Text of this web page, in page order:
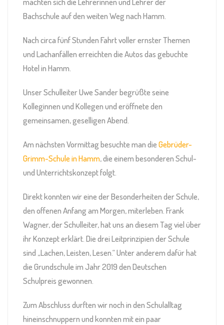
Bachschule auf den weiten Weg nach Hamm.
Nach circa fünf Stunden Fahrt voller ernster Themen
und Lachanfällen erreichten die Autos das gebuchte
Hotel in Hamm.
Unser Schulleiter Uwe Sander begrüßte seine
Kolleginnen und Kollegen und eröffnete den
gemeinsamen, geselligen Abend.
Am nächsten Vormittag besuchte man dieGebrüder-
Grimm-Schule in Hamm, die einem besonderen Schul-
und Unterrichtskonzept folgt.
Direkt konnten wir eine der Besonderheiten der Schule,
den offenen Anfang am Morgen, miterleben. Frank
Wagner, der Schulleiter, hat uns an diesem Tag viel über
ihr Konzept erklärt. Die drei Leitprinzipien der Schule
sind „Lachen, Leisten, Lesen.“ Unter anderem dafür hat
die Grundschule im Jahr 2019 den Deutschen
Schulpreis gewonnen.
Zum Abschluss durften wir noch in den Schulalltag
hineinschnuppern und konnten mit ein paar